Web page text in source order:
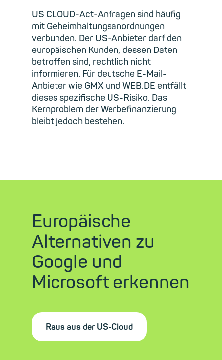
US CLOUD-Act-Anfragen sind häufig
mit Geheimhaltungsanordnungen
verbunden. Der US-Anbieter darf den
europäischen Kunden, dessen Daten
betroffen sind, rechtlich nicht
informieren. Für deutsche E-Mail-
Anbieter wie GMX und WEB.DE entfällt
dieses spezifische US-Risiko. Das
Kernproblem der Werbefinanzierung
bleibt jedoch bestehen.
Europäische
Alternativen zu
Google und
Microsoft erkennen
Raus aus der US-Cloud